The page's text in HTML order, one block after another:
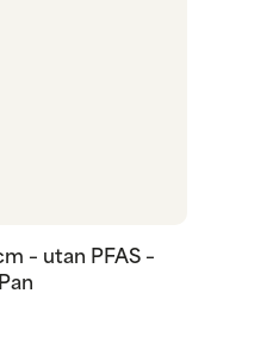
– utan PFAS –